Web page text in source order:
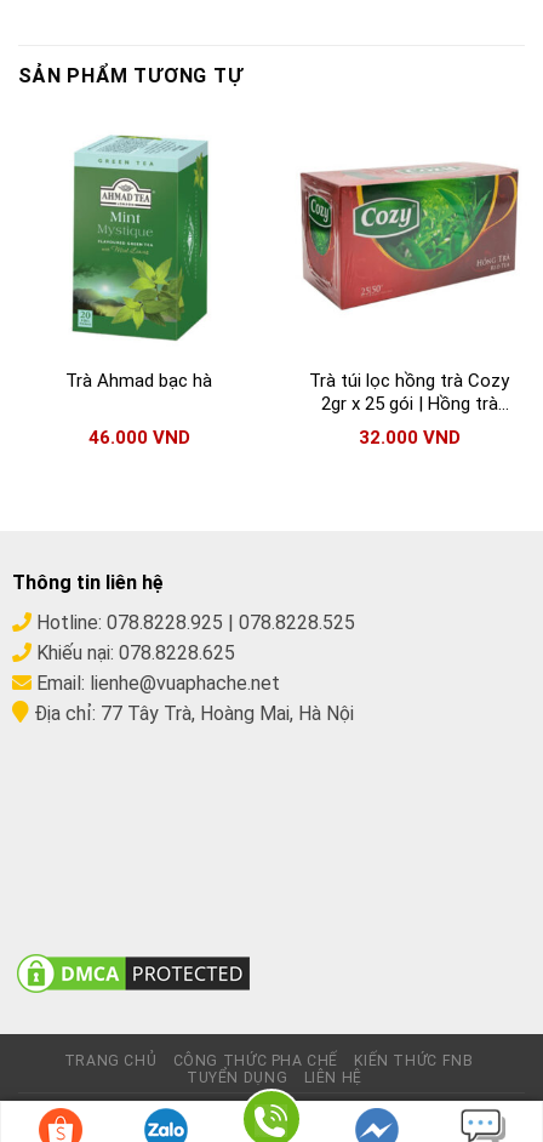
SẢN PHẨM TƯƠNG TỰ
Trà Ahmad bạc hà
46.000 VND
Trà túi lọc hồng trà Cozy
2gr x 25 gói | Hồng trà
Cozy chĩnh hãng
32.000 VND
Thông tin liên hệ
Hotline: 078.8228.925 | 078.8228.525
Khiếu nại: 078.8228.625
Email: lienhe@vuaphache.net
Địa chỉ: 77 Tây Trà, Hoàng Mai, Hà Nội
TRANG CHỦ CÔNG THỨC PHA CHẾ
KIẾN THỨC FNB
TUYỂN DỤNG
LIÊN HỆ
© Website này không thương mại, chỉ giới thiệu sản phẩm và